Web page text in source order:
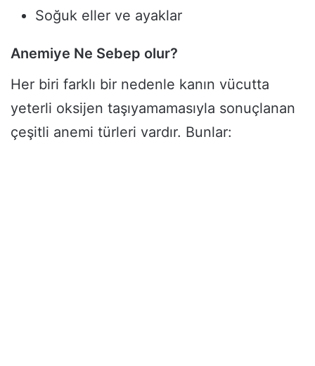
Soğuk eller ve ayaklar
Anemiye Ne Sebep olur?
Her biri farklı bir nedenle kanın vücutta
yeterli oksijen taşıyamamasıyla sonuçlanan
çeşitli anemi türleri vardır. Bunlar: